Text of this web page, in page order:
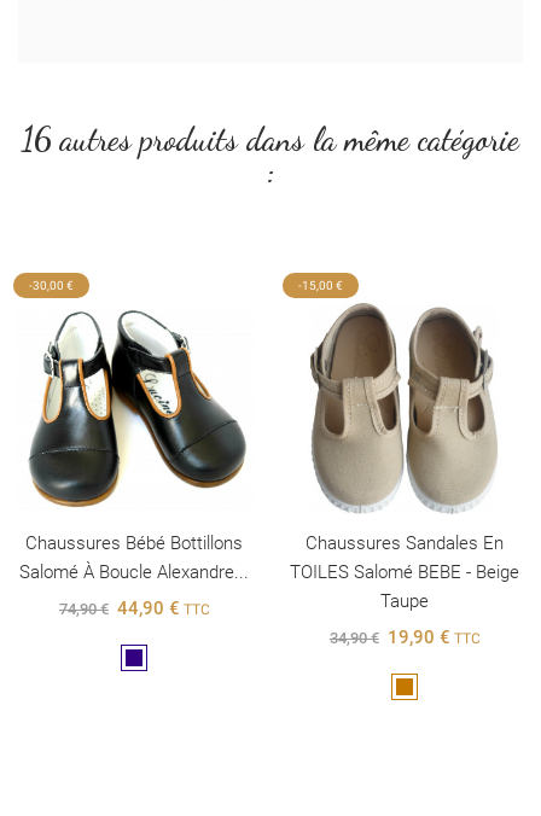
16 autres produits dans la même catégorie
:
-30,00 €
Chaussures Bébé Bottillons
Salomé À Boucle Alexandre...
74,90 € 44,90 € TTC
-15,00 €
Chaussures Sandales En
TOILES Salomé BEBE - Beige
Taupe
34,90 € 19,90 € TTC